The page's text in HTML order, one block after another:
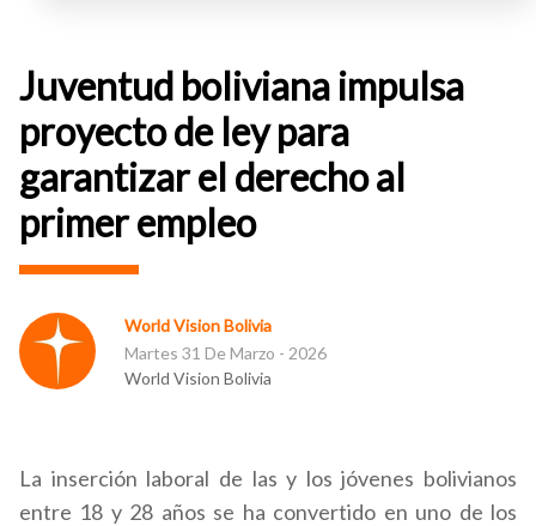
Juventud boliviana impulsa
proyecto de ley para
garantizar el derecho al
primer empleo
World Vision Bolivia
Martes 31 De Marzo - 2026
World Vision Bolivia
La inserción laboral de las y los jóvenes bolivianos
entre 18 y 28 años se ha convertido en uno de los